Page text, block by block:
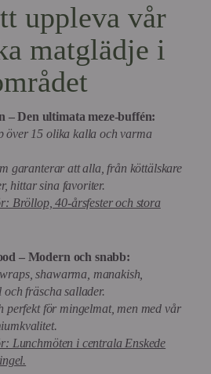
uppleva vår
matglädje i
– Den ultimata meze-buffén:
över 15 olika kalla och varma
garanterar att alla, från köttälskare
hittar sina favoriter.
Bröllop, 40-årsfester och stora
– Modern och snabb:
shawarma, manakish,
fräscha sallader.
perfekt för mingelmat, men med vår
Lunchmöten i centrala Enskede